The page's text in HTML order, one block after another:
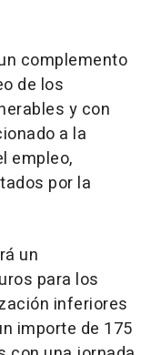
complemento
de los
y con
a la
empleo,
por la
un
para los
inferiores
importe de 175